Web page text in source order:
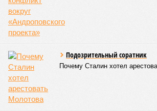
Подозрительный соратник
Почему Сталин хотел